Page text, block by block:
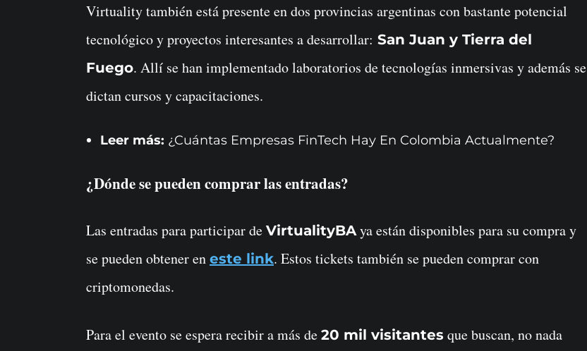
Virtuality también está presente en dos provincias argentinas con bastante potencial
tecnológico y proyectos interesantes a desarrollar: San Juan y Tierra del
Fuego. Allí se han implementado laboratorios de tecnologías inmersivas y además se
dictan cursos y capacitaciones.
Leer más: ¿Cuántas Empresas FinTech Hay En Colombia Actualmente?
¿Dónde se pueden comprar las entradas?
Las entradas para participar de VirtualityBAya están disponibles para su compra y
se pueden obtener en este link. Estos tickets también se pueden comprar con
criptomonedas.
Para el evento se espera recibir a más de 20 mil visitantes que buscan, no nada